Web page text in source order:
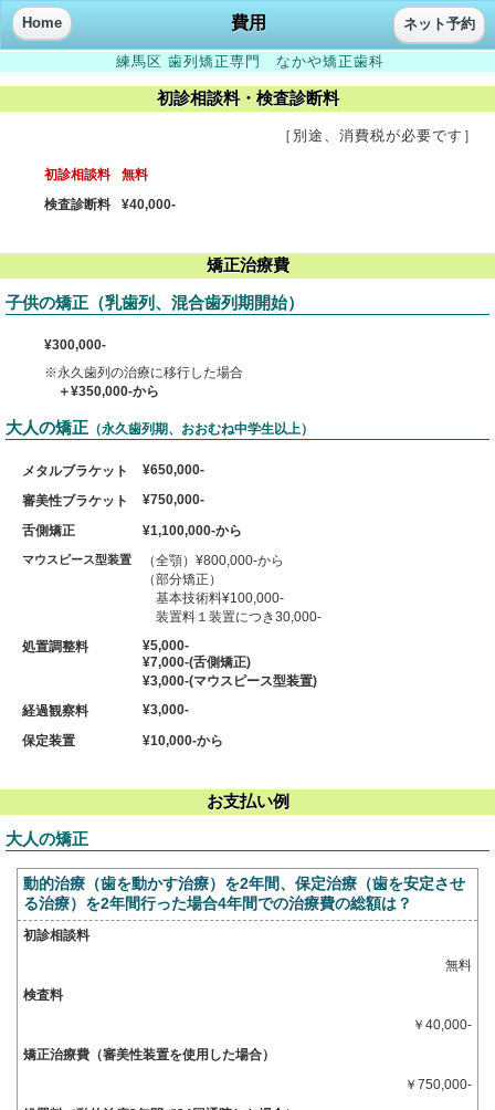
Home 費用 ネット予約
練馬区 歯列矯正専門 なかや矯正歯科
初診相談料・検査診断料
［別途、消費税が必要です］
初診相談料
無料
検査診断料
¥40,000-
矯正治療費
子供の矯正（乳歯列、混合歯列期開始）
¥300,000-
※永久歯列の治療に移行した場合
＋¥350,000-から
大人の矯正 （永久歯列期、おおむね中学生以上）
メタルブラケット
¥650,000-
審美性ブラケット
¥750,000-
舌側矯正
¥1,100,000-から
マウスピース型装置
（全顎）¥800,000-から
（部分矯正）
基本技術料¥100,000-
装置料１装置につき30,000-
処置調整料
¥5,000-
¥7,000-(舌側矯正)
¥3,000-(マウスピース型装置)
経過観察料
¥3,000-
保定装置
¥10,000-から
お支払い例
大人の矯正
動的治療（歯を動かす治療）を2年間、保定治療（歯を安定させ
る治療）を2年間行った場合4年間での治療費の総額は？
初診相談料
無料
検査料
￥40,000-
矯正治療費（審美性装置を使用した場合）
￥750,000-